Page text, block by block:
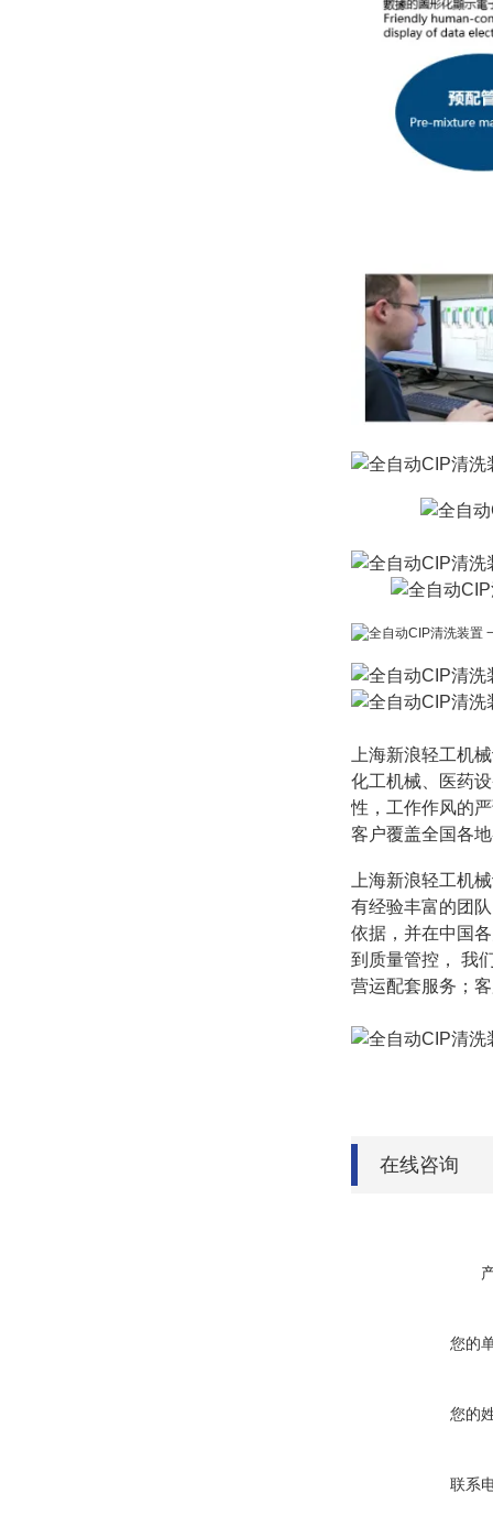
上海新浪轻工机
化工机械、医药
性，工作作风的
客户覆盖全国各
上海新浪轻工机
有经验丰富的团
依据，并在中国
到质量管控，
我
营运配套服务；
在线咨询
您的
您的
联系